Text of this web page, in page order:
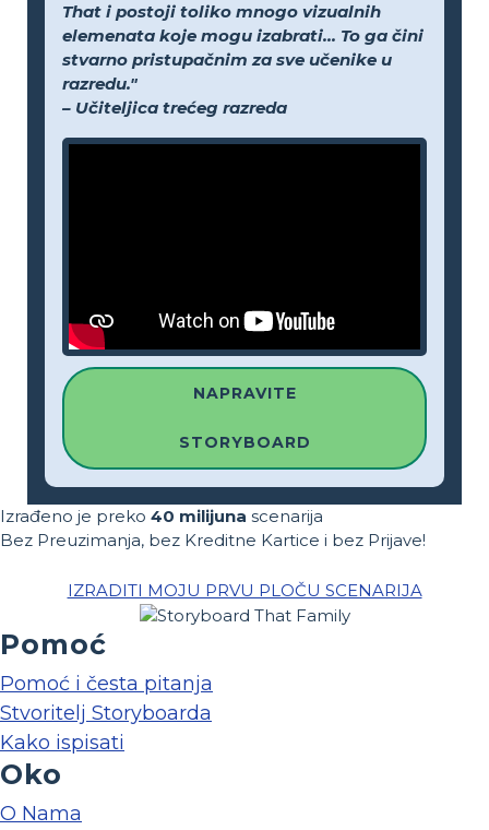
That i postoji toliko mnogo vizualnih
elemenata koje mogu izabrati... To ga čini
stvarno pristupačnim za sve učenike u
razredu."
– Učiteljica trećeg razreda
NAPRAVITE
STORYBOARD
Izrađeno je preko 40 milijuna scenarija
Bez Preuzimanja, bez Kreditne Kartice i bez Prijave!
IZRADITI MOJU PRVU PLOČU SCENARIJA
Pomoć
Pomoć i česta pitanja
Stvoritelj Storyboarda
Kako ispisati
Oko
O Nama